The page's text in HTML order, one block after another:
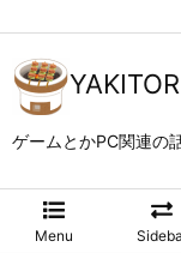
ゲームとかPC関連の
Menu